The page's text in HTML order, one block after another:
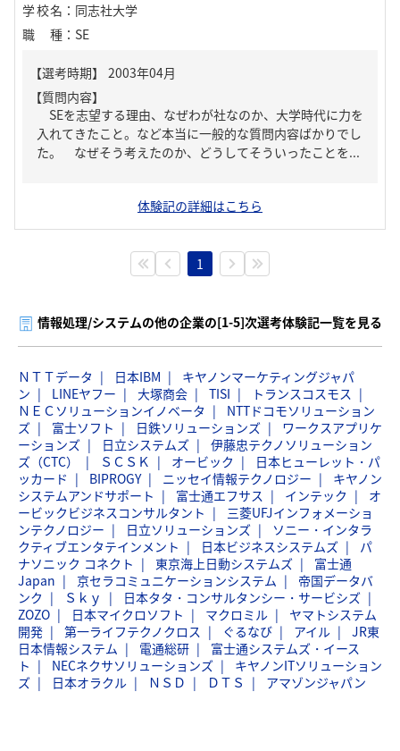
学校名 ： 同志社大学
職種 ： SE
【質問内容】
SEを志望する理由、なぜわが社なのか、大学時代に力を
入れてきたこと。など本当に一般的な質問内容ばかりでし
た。 なぜそう考えたのか、どうしてそういったことを...
体験記の詳細はこちら
1
情報処理/システムの他の企業の[1-5]次選考体験記一覧を見る
ＮＴＴデータ 日本IBM
キヤノンマーケティングジャパ
ン
LINEヤフー 大塚商会 TISI
トランスコスモス
ＮＥＣソリューションイノベータ
NTTドコモソリューション
ズ
富士ソフト 日鉄ソリューションズ
ワークスアプリケ
ーションズ
日立システムズ
伊藤忠テクノソリューション
ズ（CTC）
ＳＣＳＫ オービック
日本ヒューレット・パ
ッカード
BIPROGY ニッセイ情報テクノロジー
キヤノン
システムアンドサポート
富士通エフサス インテック
オ
ービックビジネスコンサルタント
三菱UFJインフォメーショ
ンテクノロジー
日立ソリューションズ
ソニー・インタラ
クティブエンタテインメント
日本ビジネスシステムズ
パ
ナソニック コネクト
東京海上日動システムズ
富士通
Japan
京セラコミュニケーションシステム
帝国データバ
ンク
Ｓｋｙ
日本タタ・コンサルタンシー・サービシズ
ZOZO
日本マイクロソフト マクロミル
ヤマトシステム
開発
第一ライフテクノクロス ぐるなび アイル
JR東
日本情報システム
電通総研
富士通システムズ・イース
ト
NECネクサソリューションズ
キヤノンITソリューション
ズ
日本オラクル ＮＳＤ ＤＴＳ アマゾンジャパン